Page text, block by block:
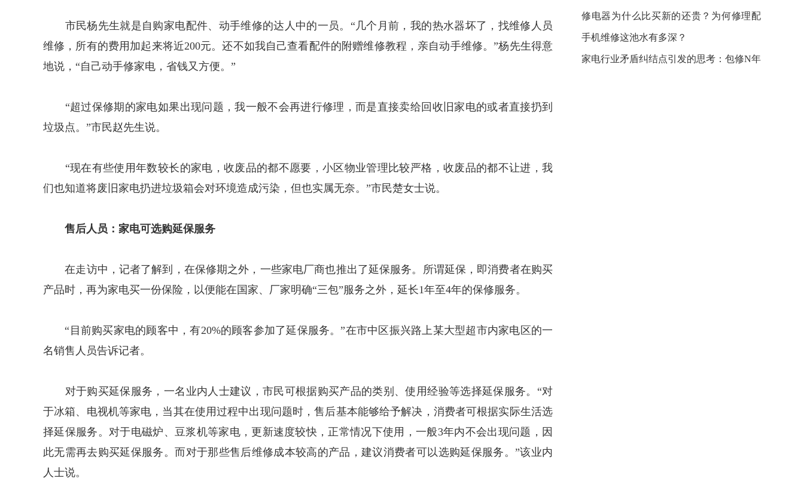
市民杨先生就是自购家电配件、动手维修的达人中的一员。“几个月前，我的热水器坏了，找维修人员
维修，所有的费用加起来将近200元。还不如我自己查看配件的附赠维修教程，亲自动手维修。”杨先生得意
地说，“自己动手修家电，省钱又方便。”
“超过保修期的家电如果出现问题，我一般不会再进行修理，而是直接卖给回收旧家电的或者直接扔到
垃圾点。”市民赵先生说。
“现在有些使用年数较长的家电，收废品的都不愿要，小区物业管理比较严格，收废品的都不让进，我
们也知道将废旧家电扔进垃圾箱会对环境造成污染，但也实属无奈。”市民楚女士说。
售后人员：家电可选购延保服务
在走访中，记者了解到，在保修期之外，一些家电厂商也推出了延保服务。所谓延保，即消费者在购买
产品时，再为家电买一份保险，以便能在国家、厂家明确“三包”服务之外，延长1年至4年的保修服务。
“目前购买家电的顾客中，有20%的顾客参加了延保服务。”在市中区振兴路上某大型超市内家电区的一
名销售人员告诉记者。
对于购买延保服务，一名业内人士建议，市民可根据购买产品的类别、使用经验等选择延保服务。“对
于冰箱、电视机等家电，当其在使用过程中出现问题时，售后基本能够给予解决，消费者可根据实际生活选
择延保服务。对于电磁炉、豆浆机等家电，更新速度较快，正常情况下使用，一般3年内不会出现问题，因
此无需再去购买延保服务。而对于那些售后维修成本较高的产品，建议消费者可以选购延保服务。”该业内
人士说。
正轨？
修电器为什么比买新的还贵？为何修理配
件价格高？
手机维修这池水有多深？
家电行业矛盾纠结点引发的思考：包修N年